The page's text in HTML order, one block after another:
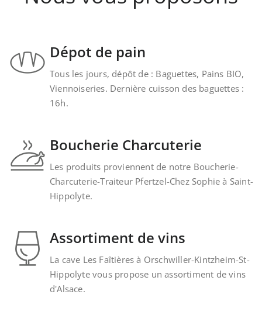
Dépot de pain
Tous les jours, dépôt de : Baguettes, Pains BIO,
Viennoiseries. Dernière cuisson des baguettes :
16h.
Boucherie Charcuterie
Les produits proviennent de notre Boucherie-
Charcuterie-Traiteur Pfertzel-Chez Sophie à Saint-
Hippolyte.
Assortiment de vins
La cave Les Faîtières à Orschwiller-Kintzheim-St-
Hippolyte vous propose un assortiment de vins
d'Alsace.